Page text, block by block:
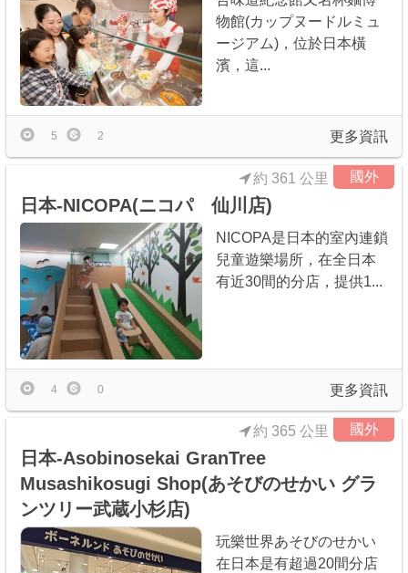
物館(カップヌードルミュ
ージアム)，位於日本橫
濱，這...
更多資訊
5 2
國外
日本-NICOPA(ニコパ 仙川店)
約 361 公里
NICOPA是日本的室內連鎖
兒童遊樂場所，在全日本
有近30間的分店，提供1...
更多資訊
4 0
國外
日本-Asobinosekai GranTree
Musashikosugi Shop(あそびのせかい グラ
ンツリー武蔵小杉店)
約 365 公里
玩樂世界あそびのせかい
在日本是有超過20間分店